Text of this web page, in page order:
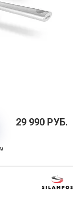
BEKA,
29 990 РУБ.